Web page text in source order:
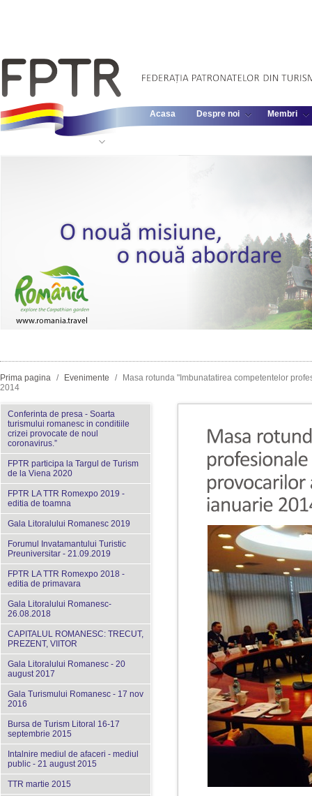
Acasa Despre noi Membri
Prima pagina / Evenimente /
Masa rotunda "Imbunatatirea competentelor
2014
Conferinta de presa - Soarta
turismului romanesc in conditiile
crizei provocate de noul
coronavirus.”
FPTR participa la Targul de Turism
de la Viena 2020
FPTR LA TTR Romexpo 2019 -
editia de toamna
Gala Litoralului Romanesc 2019
Forumul Invatamantului Turistic
Preuniversitar - 21.09.2019
FPTR LA TTR Romexpo 2018 -
editia de primavara
Gala Litoralului Romanesc-
26.08.2018
CAPITALUL ROMANESC: TRECUT,
PREZENT, VIITOR
Gala Litoralului Romanesc - 20
august 2017
Gala Turismului Romanesc - 17 nov
2016
Bursa de Turism Litoral 16-17
septembrie 2015
Intalnire mediul de afaceri - mediul
public - 21 august 2015
TTR martie 2015